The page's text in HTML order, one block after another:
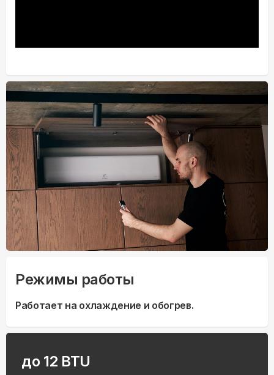
Режимы работы
Работает на охлаждение и обогрев.
до 12 BTU